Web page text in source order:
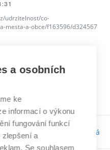
udrzitelnost/co-
mesta-a-obce/f163596/d324567
Bc. Tereza Kučerová
a osobních
ke
informací o výkonu
fungování funkcí
zlepšení a
Se souhlasem